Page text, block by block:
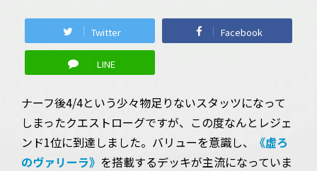
Twitter Facebook
LINE
ナーフ後4/4という少々物足りないスタッツになって
しまったクエストローグですが、この度なんとレジェ
ンド1位に到達しました。バリューを意識し、
《虚ろ
のヴァリーラ》 を搭載するデッキが主流になっていま